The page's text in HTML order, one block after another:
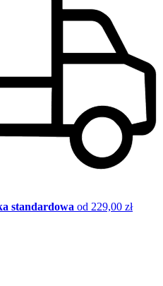
standardowa od 229,00 zł